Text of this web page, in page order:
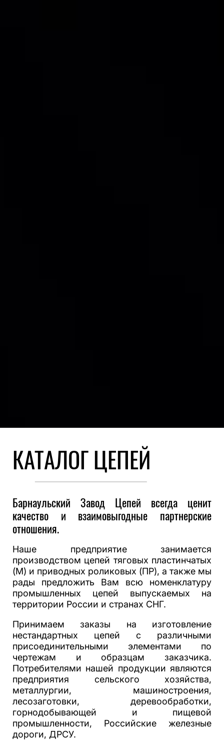
КАТАЛОГ ЦЕПЕЙ
Барнаульский Завод Цепей всегда ценит
качество и взаимовыгодные партнерские
отношения.
Наше предприятие занимается
производством цепей тяговых пластинчатых
(М) и приводных роликовых (ПР), а также мы
рады предложить Вам всю номенклатуру
промышленных цепей выпускаемых на
территории России и странах СНГ.
Принимаем заказы на изготовление
нестандартных цепей с различными
присоединительными элементами по
чертежам и образцам заказчика.
Потребителями нашей продукции являются
предприятия сельского хозяйства,
металлургии, машиностроения,
лесозаготовки, деревообработки,
горнодобывающей и пищевой
промышленности, Российские железные
дороги, ДРСУ.